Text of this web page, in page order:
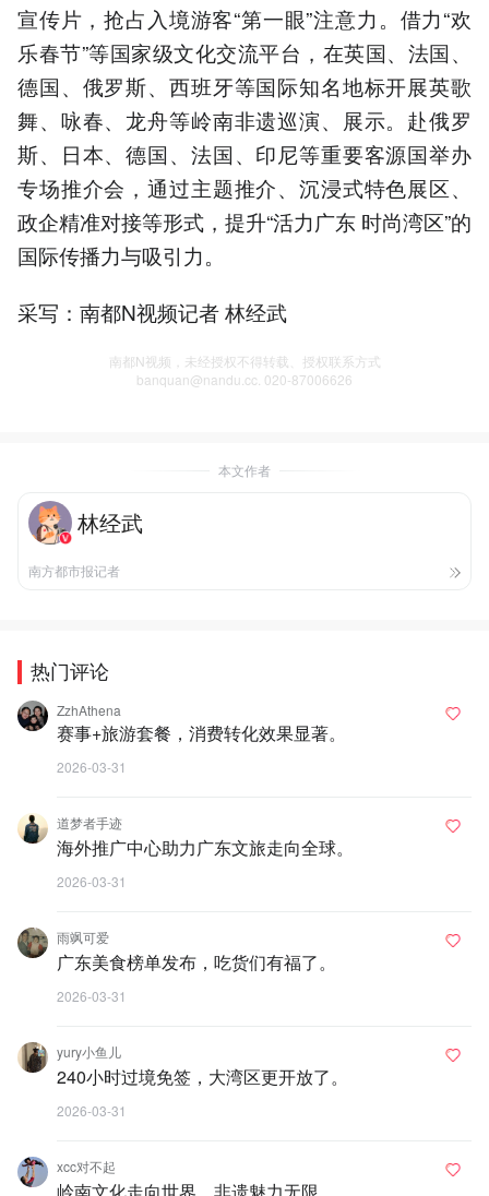
宣传片，抢占入境游客“第一眼”注意力。借力“欢
乐春节”等国家级文化交流平台，在英国、法国、
德国、俄罗斯、西班牙等国际知名地标开展英歌
舞、咏春、龙舟等岭南非遗巡演、展示。赴俄罗
斯、日本、德国、法国、印尼等重要客源国举办
专场推介会，通过主题推介、沉浸式特色展区、
政企精准对接等形式，提升“活力广东 时尚湾区”的
国际传播力与吸引力。
采写：南都N视频记者 林经武
南都N视频，未经授权不得转载、授权联系方式
banquan@nandu.cc. 020-87006626
本文作者
林经武
南方都市报记者
热门评论
ZzhAthena
赛事+旅游套餐，消费转化效果显著。
2026-03-31
道梦者手迹
海外推广中心助力广东文旅走向全球。
2026-03-31
雨飒可爱
广东美食榜单发布，吃货们有福了。
2026-03-31
yury小鱼儿
240小时过境免签，大湾区更开放了。
2026-03-31
xcc对不起